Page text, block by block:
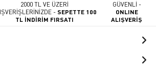
2000 TL VE ÜZERİ
-SEPETTE 100
TL İNDİRİM FIRSATI
GÜVENLİ -
ONLINE
ALIŞVERİŞ